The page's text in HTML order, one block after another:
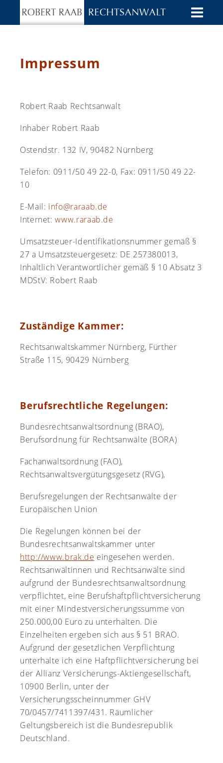
Impressum
Robert Raab Rechtsanwalt
Inhaber Robert Raab
Ostendstr. 132 IV, 90482 Nürnberg
Telefon: 0911/50 49 22-0, Fax: 0911/50 49 22-
10
E-Mail: info@raraab.de
Internet:www.raraab.de
Umsatzsteuer-Identifikationsnummer gemäß §
27 a Umsatzsteuergesetz: DE 257380013,
Inhaltlich Verantwortlicher gemäß § 10 Absatz 3
MDStV: Robert Raab
Zuständige Kammer:
Rechtsanwaltskammer Nürnberg, Fürther
Straße 115, 90429 Nürnberg
Berufsrechtliche Regelungen:
Bundesrechtsanwaltsordnung (BRAO),
Berufsordnung für Rechtsanwälte (BORA)
Fachanwaltsordnung (FAO),
Rechtsanwaltsvergütungsgesetz (RVG),
Berufsregelungen der Rechtsanwälte der
Europäischen Union
Die Regelungen können bei der
Bundesrechtsanwaltskammer unter
http://www.brak.de eingesehen werden.
Rechtsanwältinnen und Rechtsanwälte sind
aufgrund der Bundesrechtsanwaltsordnung
verpflichtet, eine Berufshaftpflichtversicherung
mit einer Mindestversicherungssumme von
250.000,00 Euro zu unterhalten. Die
Einzelheiten ergeben sich aus § 51 BRAO.
Aufgrund der gesetzlichen Verpflichtung
unterhalte ich eine Haftpflichtversicherung bei
der Allianz Versicherungs-Aktiengesellschaft,
10900 Berlin, unter der
Versicherungsscheinnummer GHV
70/0457/7411397/431. Räumlicher
Geltungsbereich ist die Bundesrepublik
Deutschland.